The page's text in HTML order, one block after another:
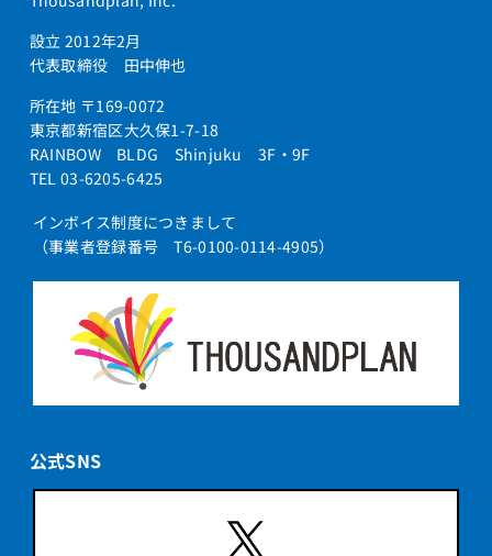
設立 2012年2月
代表取締役 田中伸也
所在地 〒169-0072
東京都新宿区大久保1-7-18
RAINBOW BLDG Shinjuku 3F・9F
TEL 03-6205-6425
インボイス制度につきまして
（事業者登録番号 T6-0100-0114-4905）
公式SNS